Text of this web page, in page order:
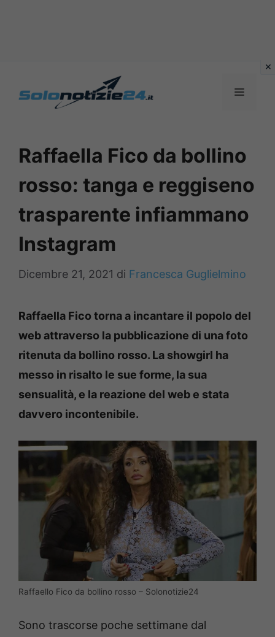
MENU
Raffaella Fico da bollino
rosso: tanga e reggiseno
trasparente infiammano
Instagram
Dicembre 21, 2021 di Francesca Guglielmino
Raffaella Fico torna a incantare il popolo del
web attraverso la pubblicazione di una foto
ritenuta da bollino rosso. La showgirl ha
messo in risalto le sue forme, la sua
sensualità, e la reazione del web e stata
davvero incontenibile.
Raffaello Fico da bollino rosso – Solonotizie24
Sono trascorse poche settimane dal